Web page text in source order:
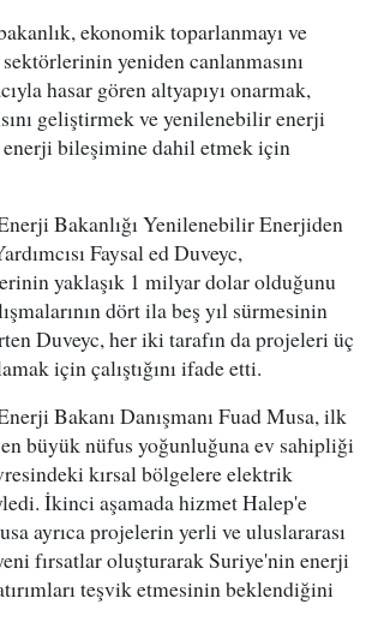
ekonomik toparlanmayı ve
yeniden canlanmasını
hasar gören altyapıyı onarmak,
geliştirmek ve yenilenebilir enerji
bileşimine dahil etmek için
Bakanlığı Yenilenebilir Enerjiden
Faysal ed Duveyc,
yaklaşık 1 milyar dolar olduğunu
dört ila beş yıl sürmesinin
Duveyc, her iki tarafın da projeleri üç
için çalıştığını ifade etti.
Bakanı Danışmanı Fuad Musa, ilk
büyük nüfus yoğunluğuna ev sahipliği
kırsal bölgelere elektrik
İkinci aşamada hizmet Halep'e
ayrıca projelerin yerli ve uluslararası
fırsatlar oluşturarak Suriye'nin enerji
teşvik etmesinin beklendiğini